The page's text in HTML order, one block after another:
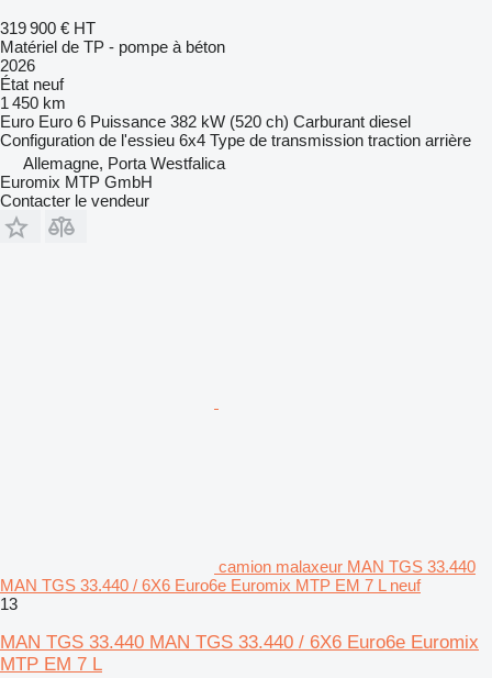
319 900 € HT
Matériel de TP - pompe à béton
2026
État neuf
1 450 km
Euro Euro 6 Puissance 382 kW (520 ch) Carburant diesel
Configuration de l'essieu 6x4 Type de transmission traction arrière
Allemagne, Porta Westfalica
Euromix MTP GmbH
Contacter le vendeur
camion malaxeur MAN TGS 33.440
MAN TGS 33.440 / 6X6 Euro6e Euromix MTP EM 7 L neuf
13
MAN TGS 33.440 MAN TGS 33.440 / 6X6 Euro6e Euromix
MTP EM 7 L